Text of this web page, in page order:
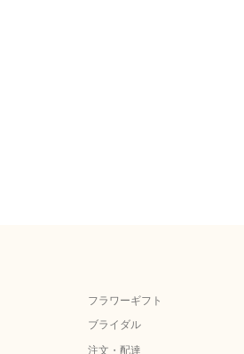
フラワーギフト
ブライダル
注文・配達